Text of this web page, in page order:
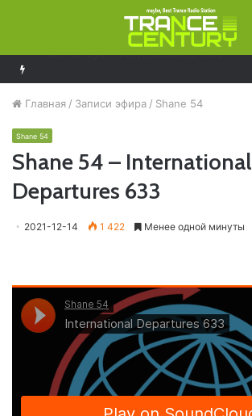
Главная / Записи эфира / Shane 54
Shane 54
Shane 54 – International
Departures 633
2021-12-14 1 422 Менее одной минуты